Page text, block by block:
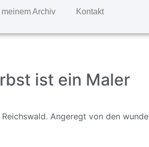
Archiv Kontakt
ist ein Maler
Angeregt von den